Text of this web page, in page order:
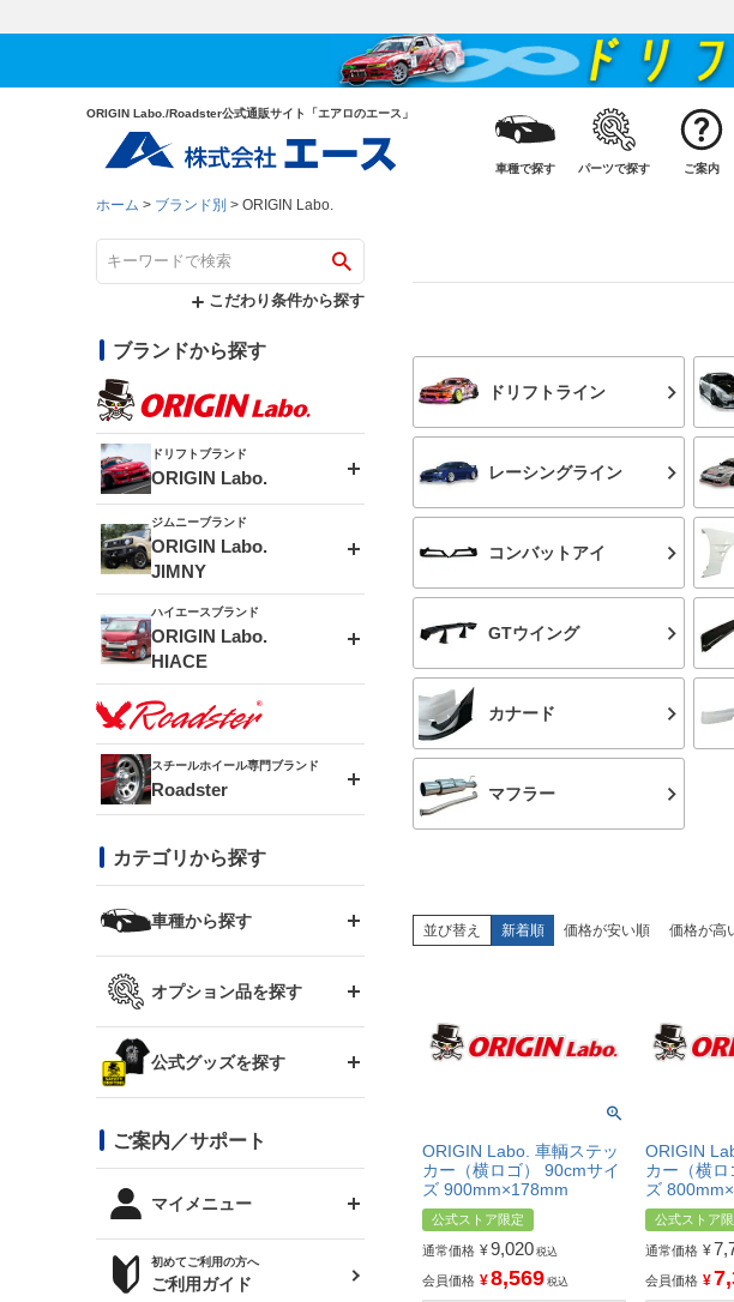
ORIGIN Labo./Roadster公式通販サイト「エアロのエース」
車種で探す パーツで探す ご案内
ホーム ブランド別 ORIGIN Labo.
こだわり条件から探す
ブランドから探す
ドリフトブランド
ORIGIN Labo.
エアロシリーズ
ドリフトライン
風神(180SX)
雷神(S15)
龍神(チェイサー)
レーシングライン
アタックライン
ストリームライン
スタイリッシュライン
フロントフェンダー
リアフェンダー
ブラッシュフェンダー
コンバットアイ
GTウイング
リアウイング
ルーフウイング
ボンネット
カナード
外装・補修パーツ
ジムニーブランド
ORIGIN Labo.
JIMNY
アルミホイール
MUD-ZEUS
アルミホイール
MUD-SR7
MUD-S7
ボンネット
フェンダー
サイドパーツ
リアウイング
リアゲート
ハイエースブランド
ORIGIN Labo.
HIACE
エアロシリーズ
LUX MODEL SP
LUX MODEL
RUGGER MODEL
GROUND MODEL
PHANTOM LIP
DTM:exclusive
オーバーフェンダー
リアウイング
スムージングバンパー
ワイパーガード
内装パーツ
スチールホイール専門ブランド
Roadster
DAYTONA-RS
DAYTONA-RS NEO
まつど家 鉄漢
まつど家 鉄心
まつど家 鉄八
カテゴリから探す
車種から探す
トヨタ
JZX110 マークⅡ
シルビア S13
シルビア S14 前期
シルビア S15
スズキ
RX-7
スバル
BRZ
レクサス
三菱
デリカ D:5
軽自動車
オプション品を探す
GTウイング用ラダー
コンバットアイ用ライト
オプションタイヤ
サマータイヤ
ジムニー用タイヤ
ホイールナット
公式グッズを探す
ステッカー
トップス(半袖)
トップス(長袖)
ご案内／サポート
マイメニュー
ログインする
初めてご利用の方へ
ご利用ガイド
ドリフトライン
レーシングライン
コンバットアイ
GTウイング
カナード
マフラー
並び替え 新着順 価格が安い順 価格が高
ORIGIN Labo. 車輌ステッ
カー（横ロゴ） 90cmサイ
ズ 900mm×178mm
公式ストア限定
通常価格 ¥9,020 税込
会員価格 ¥8,569 税込
ORIGIN
カー（横
ズ
公式ストア
通常価格 ¥
会員価格 ¥